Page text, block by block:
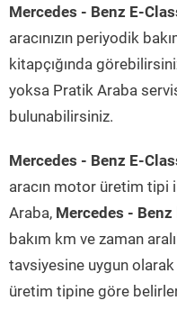
Mercedes - Benz E-
aracınızın periyodik
kitapçığında
yoksa Pratik Araba
bulunabilirsiniz.
Mercedes - Benz E-
aracın motor üretim tipi
Araba, Mercedes - Benz
bakım km ve zaman
tavsiyesine uygun olarak
üretim tipine göre